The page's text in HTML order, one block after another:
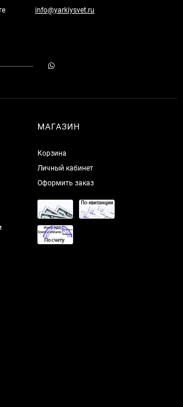
info@yarkiysvet.ru
МАГАЗИН
Корзина
Личный кабинет
Оформить заказ